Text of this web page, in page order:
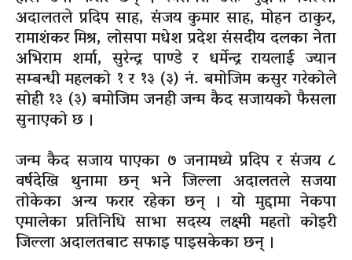
अदालतले प्रदिप साह, संजय कुमार साह, मोहन ठाकुर,
रामाशंकर मिश्र, लोसपा मधेश प्रदेश संसदीय दलका नेता
अभिराम शर्मा, सुरेन्द्र पाण्डे र धर्मेन्द्र रायलाई ज्यान
सम्बन्धी महलको १ र १३ (३) नं. बमोजिम कसुर गरेकोले
सोही १३ (३) बमोजिम जनही जन्म कैद सजायको फैसला
सुनाएको छ ।
जन्म कैद सजाय पाएका ७ जनामध्ये प्रदिप र संजय ८
वर्षदेखि थुनामा छन् भने जिल्ला अदालतले सजया
तोकेका अन्य फरार रहेका छन् । यो मुद्दामा नेकपा
एमालेका प्रतिनिधि साभा सदस्य लक्ष्मी महतो कोइरी
जिल्ला अदालतबाट सफाइ पाइसकेका छन् ।